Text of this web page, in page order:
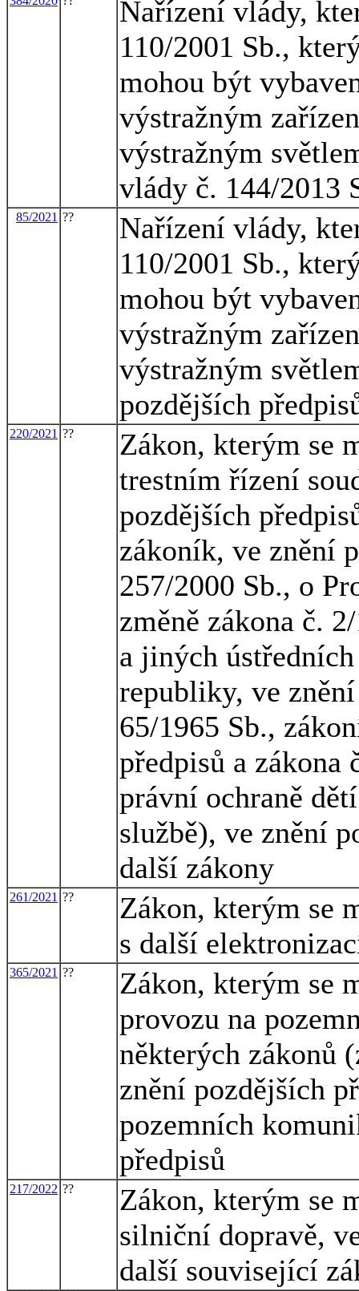
Nařízení vlády,
110/2001 Sb.,
mohou být
výstražným
výstražným
vlády č. 144/2013
85/2021 ??
Nařízení vlády,
110/2001 Sb.,
mohou být
výstražným
výstražným
pozdějších
220/2021 ??
Zákon, kterým se
trestním řízení
pozdějších
zákoník, ve znění
257/2000 Sb., o
změně zákona č.
a jiných
republiky, ve
65/1965 Sb.,
předpisů a zákona
právní ochraně
službě), ve znění
další zákony
261/2021 ??
Zákon, kterým se
s další
365/2021 ??
Zákon, kterým se
provozu na
některých zákonů
znění pozdějších
pozemních
předpisů
217/2022 ??
Zákon, kterým se
silniční dopravě,
další související